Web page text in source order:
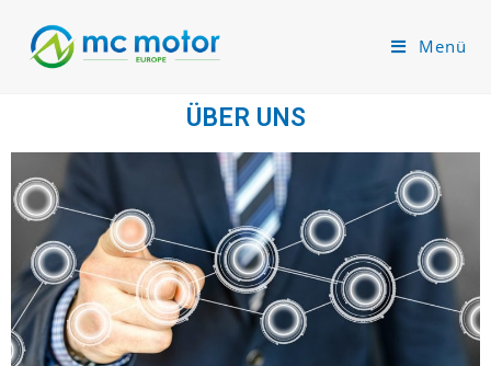
Menü
ÜBER UNS